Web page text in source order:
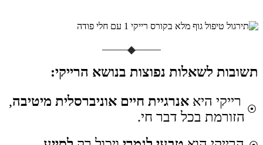
תשובות לשאלות נפוצות בנושא הרייקי:
⦿
רייקי היא אנרגיית חיים אוניברסלית מיטיבה,
הזורמת בכל דבר חי.